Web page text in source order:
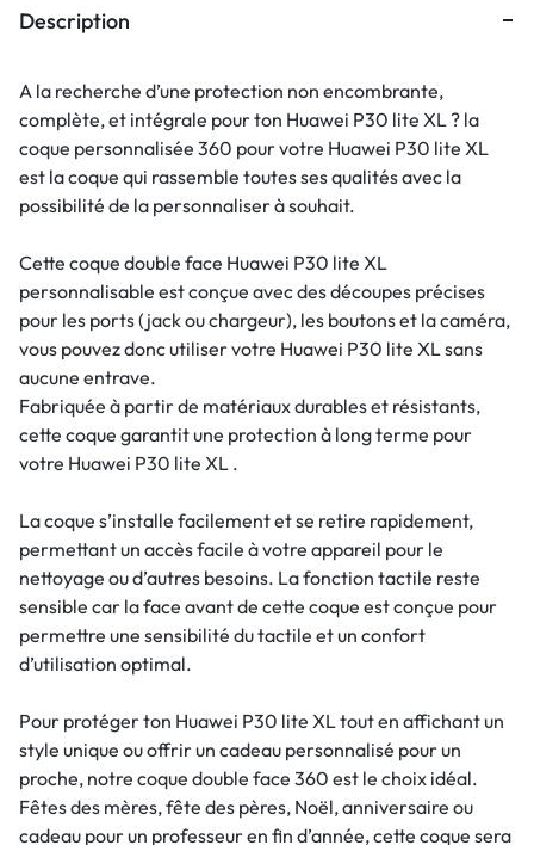
Description
A la recherche d’une protection non encombrante,
complète, et intégrale pour ton Huawei P30 lite XL ? la
coque personnalisée 360 pour votre Huawei P30 lite XL
est la coque qui rassemble toutes ses qualités avec la
possibilité de la personnaliser à souhait.
Cette coque double face Huawei P30 lite XL
personnalisable est conçue avec des découpes précises
pour les ports (jack ou chargeur), les boutons et la caméra,
vous pouvez donc utiliser votre Huawei P30 lite XL sans
aucune entrave.
Fabriquée à partir de matériaux durables et résistants,
cette coque garantit une protection à long terme pour
votre Huawei P30 lite XL .
La coque s’installe facilement et se retire rapidement,
permettant un accès facile à votre appareil pour le
nettoyage ou d’autres besoins. La fonction tactile reste
sensible car la face avant de cette coque est conçue pour
permettre une sensibilité du tactile et un confort
d’utilisation optimal.
Pour protéger ton Huawei P30 lite XL tout en affichant un
style unique ou offrir un cadeau personnalisé pour un
proche, notre coque double face 360 est le choix idéal.
Fêtes des mères, fête des pères, Noël, anniversaire ou
cadeau pour un professeur en fin d’année, cette coque sera